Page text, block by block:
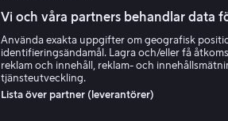
Sendhil
Vi och våra partners behandlar data
Använda exakta uppgifter om geografisk
identifieringsändamål. Lagra och/eller få
reklam och innehåll, reklam- och
tjänsteutveckling.
Lista över partner (leverantörer)